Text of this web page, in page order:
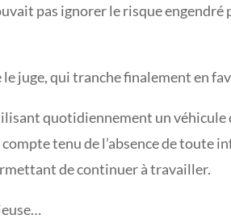
pas ignorer le risque
juge, qui tranche finalement en
quotidiennement un
tenu de l’absence de toute
de continuer à travailler.